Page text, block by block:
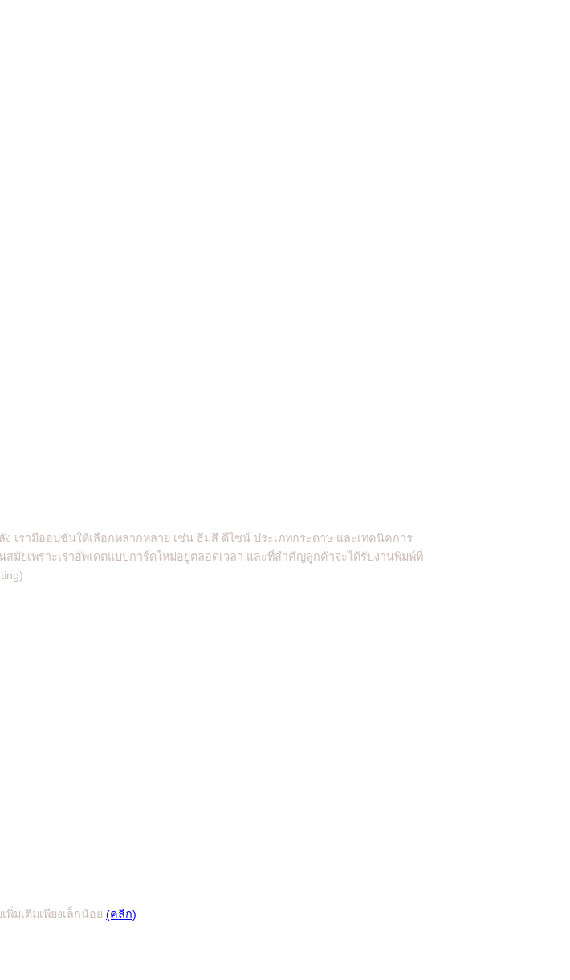
เรามีออปชั่นให้เลือกหลากหลาย เช่น ธีมสี ดีไซน์ ประเภทกระดาษ และเทคนิคการ
มัยเพราะเราอัพเดตแบบการ์ดใหม่อยู่ตลอดเวลา และที่สำคัญลูกค้าจะได้รับงานพิมพ์ที่
มเติมเพียงเล็กน้อย (คลิก)